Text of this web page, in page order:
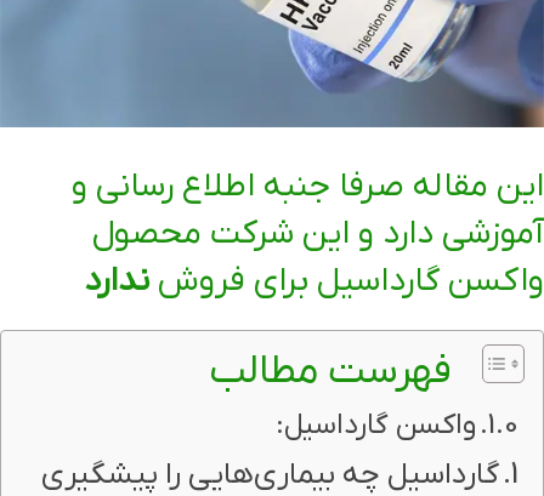
این مقاله صرفا جنبه اطلاع رسانی و
آموزشی دارد و این شرکت محصول
واکسن گارداسیل برای فروشندارد
فهرست مطالب
واکسن گارداسیل:
گارداسیل چه بیماری‌هایی را پیشگیری